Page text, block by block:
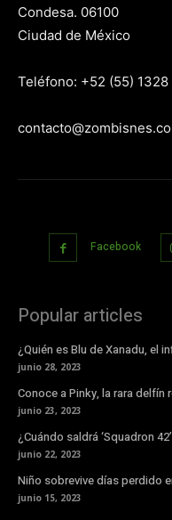
Condesa. 06100
Ciudad de México
Teléfono: +52 (55) 1328
Facebook
Popular articles
¿Quién es Blu de Xanadu, el
junio 28, 2023
Conoce a Pinky, la rara delfín
junio 23, 2023
¿Cuándo saldrá ‘Squadron
junio 22, 2023
Niño sobrevive días perdido
junio 15, 2023